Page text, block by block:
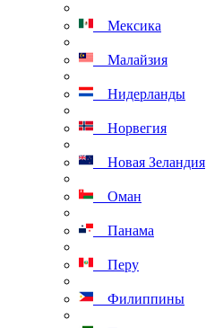
Мексика
Малайзия
Нидерланды
Норвегия
Новая Зеландия
Оман
Панама
Перу
Филиппины